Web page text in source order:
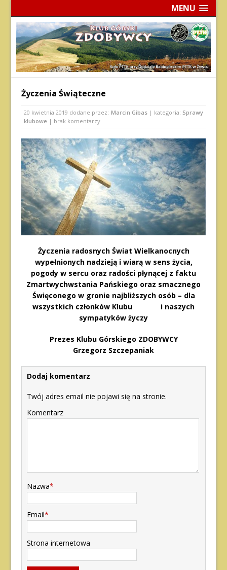
MENU
Życzenia Świąteczne
20 kwietnia 2019 dodane przez: Marcin Gibas | kategoria: Sprawy
klubowe | brak komentarzy
Życzenia radosnych Świat Wielkanocnych
wypełnionych nadzieją i wiarą w sens życia,
pogody w sercu oraz radości płynącej z faktu
Zmartwychwstania Pańskiego oraz smacznego
Święconego w gronie najbliższych osób – dla
wszystkich członków Klubu i naszych
sympatyków życzy
Prezes Klubu Górskiego ZDOBYWCY
Grzegorz Szczepaniak
Dodaj komentarz
Twój adres email nie pojawi się na stronie.
Komentarz
Nazwa*
Email*
Strona internetowa